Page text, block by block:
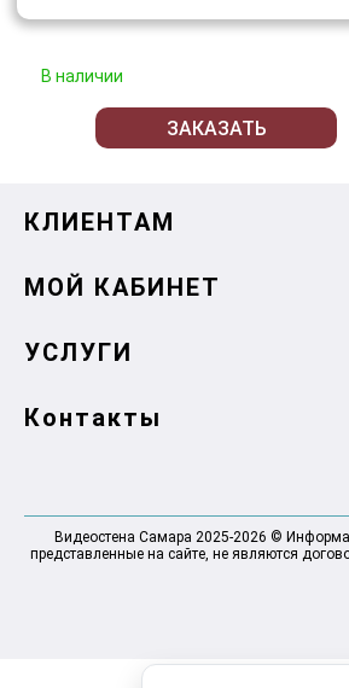
В наличии
ЗАКАЗАТЬ
КЛИЕНТАМ
МОЙ КАБИНЕТ
УСЛУГИ
Контакты
Видеостена Самара 2025-2026 ©
представленные на сайте, не являются